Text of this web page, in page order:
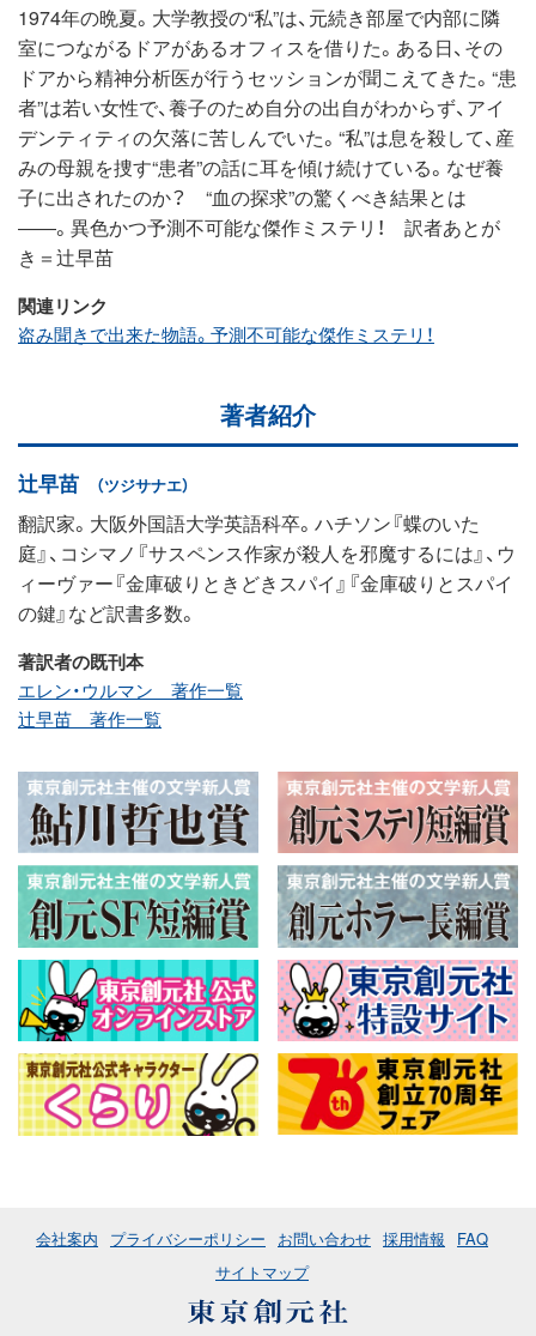
1974年の晩夏。大学教授の“私”は、元続き部屋で内部に隣
室につながるドアがあるオフィスを借りた。ある日、その
ドアから精神分析医が行うセッションが聞こえてきた。“患
者”は若い女性で、養子のため自分の出自がわからず、アイ
デンティティの欠落に苦しんでいた。“私”は息を殺して、産
みの母親を捜す“患者”の話に耳を傾け続けている。なぜ養
子に出されたのか？ “血の探求”の驚くべき結果とは
――。異色かつ予測不可能な傑作ミステリ！ 訳者あとが
き＝辻早苗
関連リンク
盗み聞きで出来た物語。予測不可能な傑作ミステリ！
著者紹介
辻早苗 （ツジサナエ）
翻訳家。大阪外国語大学英語科卒。ハチソン『蝶のいた
庭』、コシマノ『サスペンス作家が殺人を邪魔するには』、ウ
ィーヴァー『金庫破りときどきスパイ』『金庫破りとスパイ
の鍵』など訳書多数。
著訳者の既刊本
エレン・ウルマン 著作一覧
辻早苗 著作一覧
会社案内 プライバシーポリシー お問い合わせ 採用情報
FAQ
サイトマップ